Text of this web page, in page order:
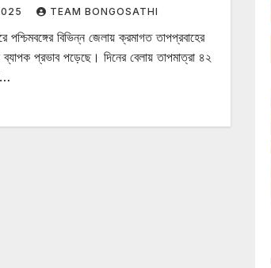
TEAM BONGOSATHI
বিভিন্ন জেলায় ক্রমাগত তাপপ্রবাহের
প্রভাব পড়েছে। দিনের বেলায় তাপমাত্রা ৪২